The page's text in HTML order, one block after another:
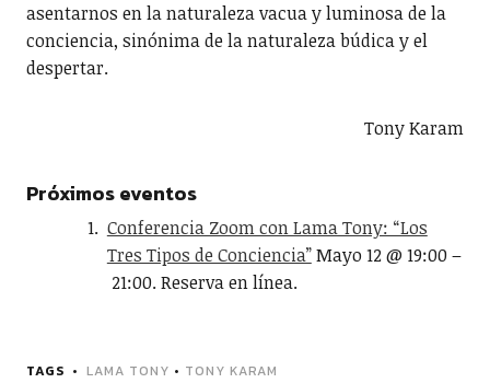
asentarnos en la naturaleza vacua y luminosa de la
conciencia, sinónima de la naturaleza búdica y el
despertar.
Tony Karam
Próximos eventos
Conferencia Zoom con Lama Tony: “Los
Tres Tipos de Conciencia”Mayo 12 @ 19:00 –
21:00. Reserva en línea.
TAGS LAMA TONY • TONY KARAM